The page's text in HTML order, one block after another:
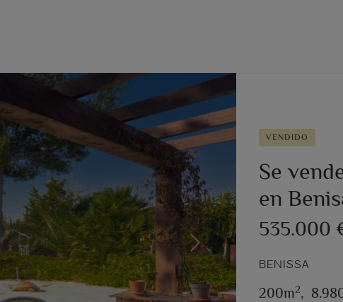
Next
VENDIDO
Se
en
535.000
BENISSA
200m2,